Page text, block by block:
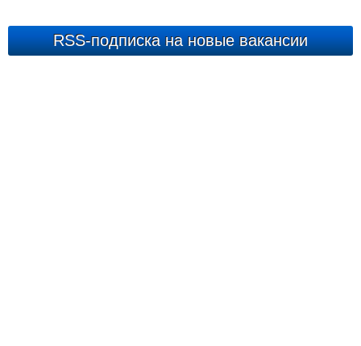
RSS-подписка на новые вакансии